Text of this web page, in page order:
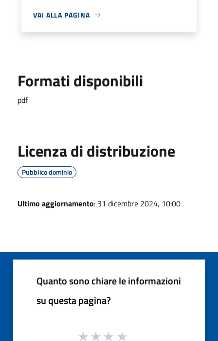
VAI ALLA PAGINA
Formati disponibili
pdf
Licenza di distribuzione
Pubblico dominio
Ultimo aggiornamento: 31 dicembre 2024, 10:00
Quanto sono chiare le informazioni
su questa pagina?